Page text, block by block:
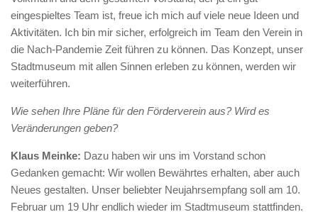
eingespieltes Team ist, freue ich mich auf viele neue Ideen und
Aktivitäten. Ich bin mir sicher, erfolgreich im Team den Verein in
die Nach-Pandemie Zeit führen zu können. Das Konzept, unser
Stadtmuseum mit allen Sinnen erleben zu können, werden wir
weiterführen.
Wie sehen Ihre Pläne für den Förderverein aus? Wird es
Veränderungen geben?
Klaus Meinke: Dazu haben wir uns im Vorstand schon
Gedanken gemacht: Wir wollen Bewährtes erhalten, aber auch
Neues gestalten. Unser beliebter Neujahrsempfang soll am 10.
Februar um 19 Uhr endlich wieder im Stadtmuseum stattfinden.